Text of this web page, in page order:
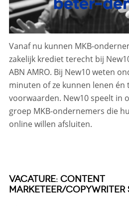
Vanaf nu kunnen MKB-
zakelijk krediet terecht bij
ABN AMRO. Bij New10 weten
minuten of ze kunnen lenen én
voorwaarden. New10 speelt in
groep MKB-ondernemers die
online willen afsluiten.
VACATURE: CONTENT
MARKETEER/